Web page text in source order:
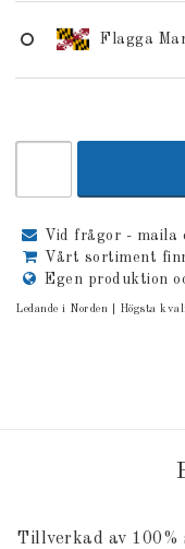
Flagga
Vid frågor - maila
Vårt sortiment
Egen produktion
Ledande i Norden | Högsta
Tillverkad av 100%